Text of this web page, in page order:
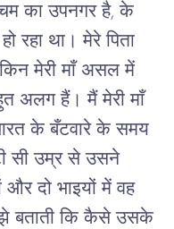
का उपनगर है, के
रहा था। मेरे पिता
मेरी माँ असल में
अलग हैं। मैं मेरी माँ
के बँटवारे के समय
सी उम्र से उसने
दो भाइयों में वह
बताती कि कैसे उसके